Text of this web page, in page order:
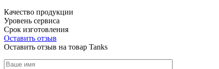
Качество продукции
Уровень сервиса
Срок изготовления
Оставить отзыв
Оставить отзыв на товар Tanks